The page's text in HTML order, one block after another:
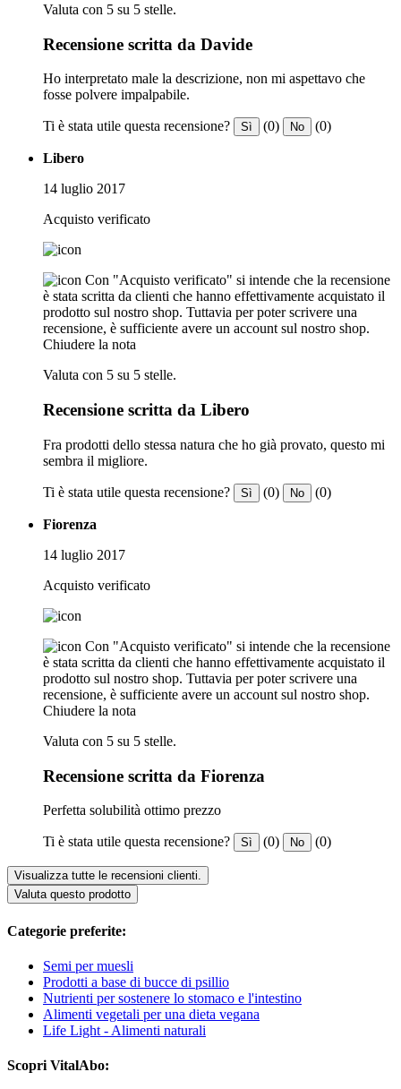
Valuta con 5 su 5 stelle.
Recensione scritta da Davide
Ho interpretato male la descrizione, non mi aspettavo che
fosse polvere impalpabile.
Ti è stata utile questa recensione? Sì (0) No (0)
Libero
14 luglio 2017
Acquisto verificato
Con "Acquisto verificato" si intende che la recensione
è stata scritta da clienti che hanno effettivamente acquistato il
prodotto sul nostro shop. Tuttavia per poter scrivere una
recensione, è sufficiente avere un account sul nostro shop.
Chiudere la nota
Valuta con 5 su 5 stelle.
Recensione scritta da Libero
Fra prodotti dello stessa natura che ho già provato, questo mi
sembra il migliore.
Ti è stata utile questa recensione? Sì (0) No (0)
Fiorenza
14 luglio 2017
Acquisto verificato
Con "Acquisto verificato" si intende che la recensione
è stata scritta da clienti che hanno effettivamente acquistato il
prodotto sul nostro shop. Tuttavia per poter scrivere una
recensione, è sufficiente avere un account sul nostro shop.
Chiudere la nota
Valuta con 5 su 5 stelle.
Recensione scritta da Fiorenza
Perfetta solubilità ottimo prezzo
Ti è stata utile questa recensione? Sì (0) No (0)
Visualizza tutte le recensioni clienti.
Valuta questo prodotto
Categorie preferite:
Semi per muesli
Prodotti a base di bucce di psillio
Nutrienti per sostenere lo stomaco e l'intestino
Alimenti vegetali per una dieta vegana
Life Light - Alimenti naturali
Scopri VitalAbo: